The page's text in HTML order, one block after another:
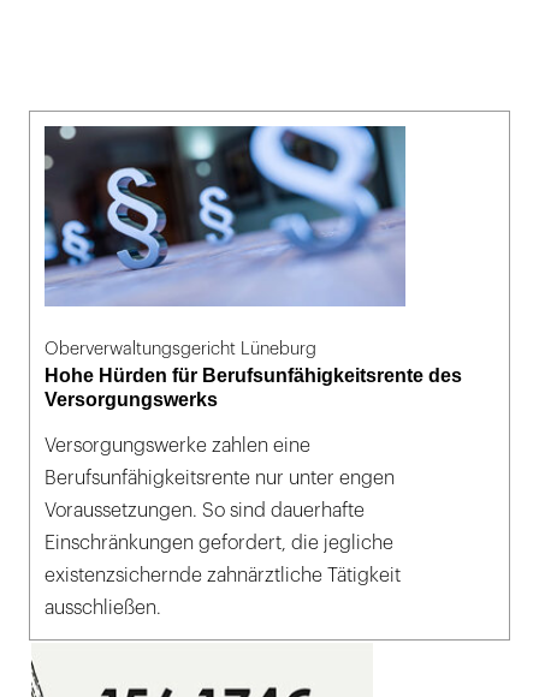
Oberverwaltungsgericht Lüneburg
Hohe Hürden für Berufsunfähigkeitsrente des
Versorgungswerks
Versorgungswerke zahlen eine
Berufsunfähigkeitsrente nur unter engen
Voraussetzungen. So sind dauerhafte
Einschränkungen gefordert, die jegliche
existenzsichernde zahnärztliche Tätigkeit
ausschließen.